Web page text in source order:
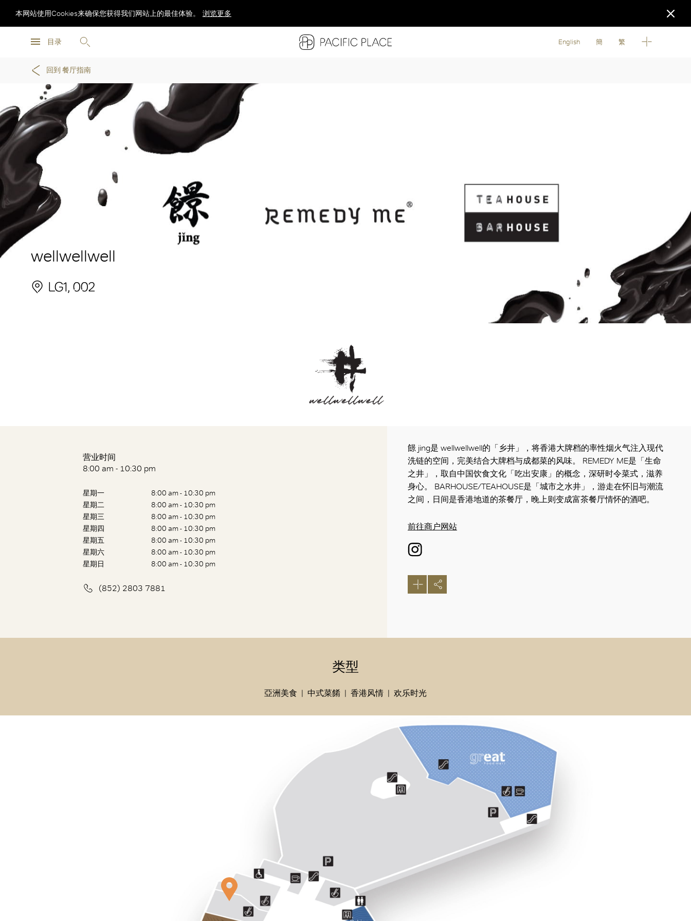
目录
本网站使用Cookies来确保您获得我们网站上的最佳体验。 浏览更多
English 簡 繁
回到 餐厅指南
wellwellwell
LG1, 002
营业时间
8:00 am - 10:30 pm
星期一
8:00 am - 10:30 pm
星期二
8:00 am - 10:30 pm
星期三
8:00 am - 10:30 pm
星期四
8:00 am - 10:30 pm
星期五
8:00 am - 10:30 pm
星期六
8:00 am - 10:30 pm
星期日
8:00 am - 10:30 pm
(852) 2803 7881
䭘 jing是 wellwellwell的「乡井」，将香港大牌档的率性烟火气注入现代
洗链的空间，完美结合大牌档与成都菜的风味。 REMEDY ME是「生命
之井」，取自中国饮食文化「吃出安康」的概念，深研时令菜式，滋养
身心。 BARHOUSE/TEAHOUSE是「城市之水井」，游走在怀旧与潮流
之间，日间是香港地道的茶餐厅，晚上则变成富茶餐厅情怀的酒吧。
前往商户网站
类型
亞洲美食 中式菜餚 香港风情 欢乐时光